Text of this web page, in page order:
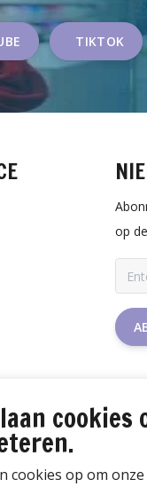
TIKTOK
op
cookies
cookies op om